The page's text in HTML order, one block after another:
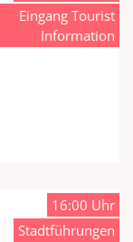
Eingang Tourist
Information
16:00 Uhr
Stadtführungen